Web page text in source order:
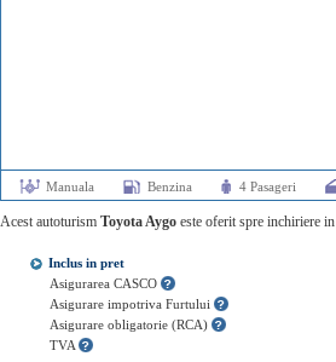
Manuala Benzina 4 Pasageri
Acest autoturism Toyota Aygo este oferit spre inchiriere in
Inclus in pret
Asigurarea CASCO
Asigurare impotriva Furtului
Asigurare obligatorie (RCA)
TVA